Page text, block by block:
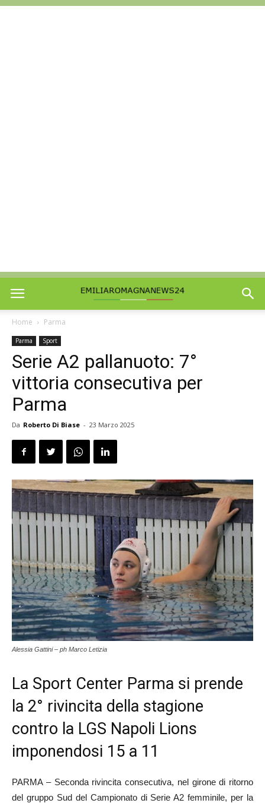
Home Parma
Parma Sport
Serie A2 pallanuoto: 7°
vittoria consecutiva per
Parma
Da Roberto Di Biase - 23 Marzo 2025
Alessia Gattini – ph Marco Letizia
La Sport Center Parma si prende
la 2° rivincita della stagione
contro la LGS Napoli Lions
imponendosi 15 a 11
PARMA – Seconda rivincita consecutiva, nel girone di ritorno
del gruppo Sud del Campionato di Serie A2 femminile, per la